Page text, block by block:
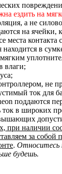
ездить на
а не
на ячейки,
места контакта
находится в
влаги;
не
ток для
поддаются
ток в широких
при наличии
за собой
. Относитесь
будешь.